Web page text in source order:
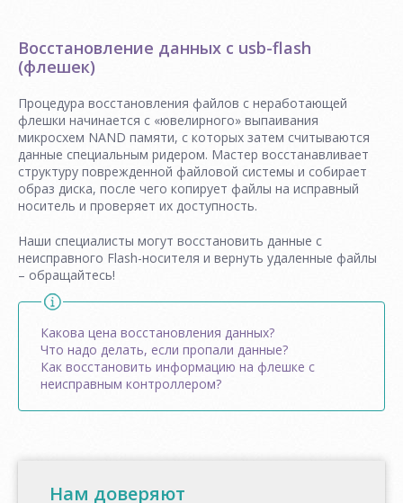
Восстановление данных с usb-flash
(флешек)
Процедура восстановления файлов с неработающей
флешки начинается с «ювелирного» выпаивания
микросхем NAND памяти, с которых затем считываются
данные специальным ридером. Мастер восстанавливает
структуру поврежденной файловой системы и собирает
образ диска, после чего копирует файлы на исправный
носитель и проверяет их доступность.
Наши специалисты могут восстановить данные с
неисправного Flash-носителя и вернуть удаленные файлы
– обращайтесь!
Какова цена восстановления данных?
Что надо делать, если пропали данные?
Как восстановить информацию на флешке с
неисправным контроллером?
Нам доверяют